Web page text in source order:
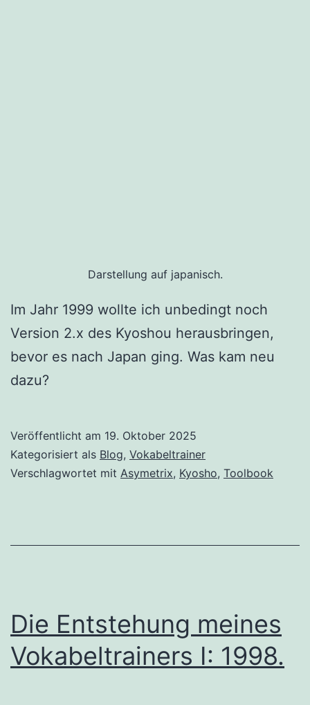
Darstellung auf japanisch.
Im Jahr 1999 wollte ich unbedingt noch
Version 2.x des Kyoshou herausbringen,
bevor es nach Japan ging. Was kam neu
dazu?
Veröffentlicht am 19. Oktober 2025
Kategorisiert als Blog, Vokabeltrainer
Verschlagwortet mit Asymetrix, Kyosho, Toolbook
Die Entstehung meines
Vokabeltrainers I: 1998.